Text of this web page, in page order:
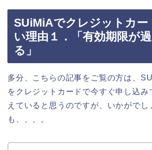
SUiMiAでクレジットカー
い理由１．「有効期限が
る」
多分、こちらの記事をご覧の方は、
をクレジットカードで今すぐ申し込み
えていると思うのですが、いかがでし
も、、、。